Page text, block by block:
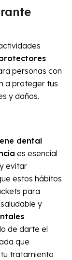
personas con
a proteger tus
y daños.
dental
es esencial
evitar
estos hábitos
para
y
de darte el
que
tratamiento